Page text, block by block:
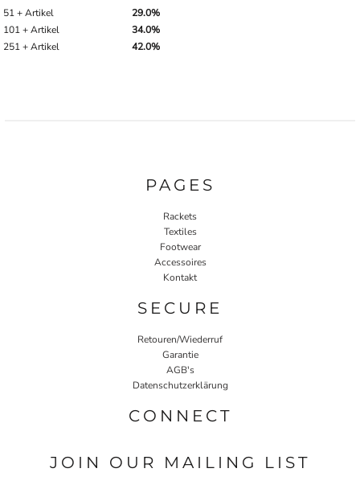
51 + Artikel
29.0%
101 + Artikel
34.0%
251 + Artikel
42.0%
PAGES
Rackets
Textiles
Footwear
Accessoires
Kontakt
SECURE
Retouren/Wiederruf
Garantie
AGB's
Datenschutzerklärung
CONNECT
JOIN OUR MAILING LIST